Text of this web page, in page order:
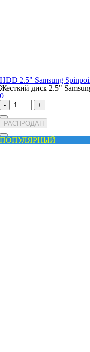
HDD 2.5" Samsung
Жесткий диск 2.5"
0
- +
РАСПРОДАН
ПОПУЛЯРНЫЙ